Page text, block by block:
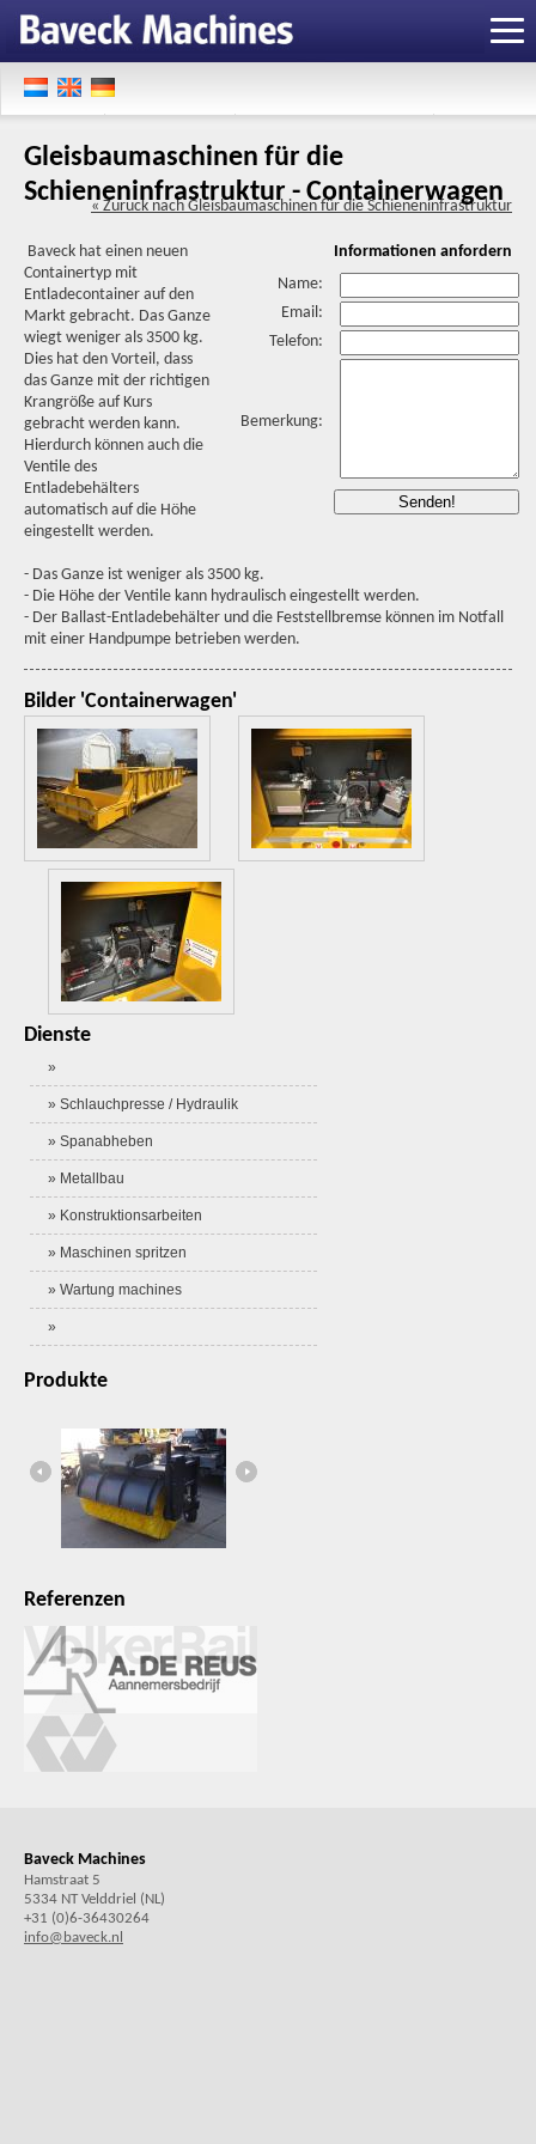
Gleisbaumaschinen für die
Schieneninfrastruktur - Containerwagen
« Zuruck nach Gleisbaumaschinen für die Schieneninfrastruktur
Informationen anfordern
Name:
Email:
Telefon:
Bemerkung:
Baveck hat einen neuen
Containertyp mit
Entladecontainer auf den
Markt gebracht. Das Ganze
wiegt weniger als 3500 kg.
Dies hat den Vorteil, dass
das Ganze mit der richtigen
Krangröße auf Kurs
gebracht werden kann.
Hierdurch können auch die
Ventile des
Entladebehälters
automatisch auf die Höhe
eingestellt werden.
- Das Ganze ist weniger als 3500 kg.
- Die Höhe der Ventile kann hydraulisch eingestellt werden.
- Der Ballast-Entladebehälter und die Feststellbremse können im Notfall
mit einer Handpumpe betrieben werden.
Bilder 'Containerwagen'
Dienste
»
» Schlauchpresse / Hydraulik
» Spanabheben
» Metallbau
» Konstruktionsarbeiten
» Maschinen spritzen
» Wartung machines
»
Produkte
Referenzen
Baveck Machines
Hamstraat 5
5334 NT Velddriel (NL)
+31 (0)6-36430264
info@baveck.nl